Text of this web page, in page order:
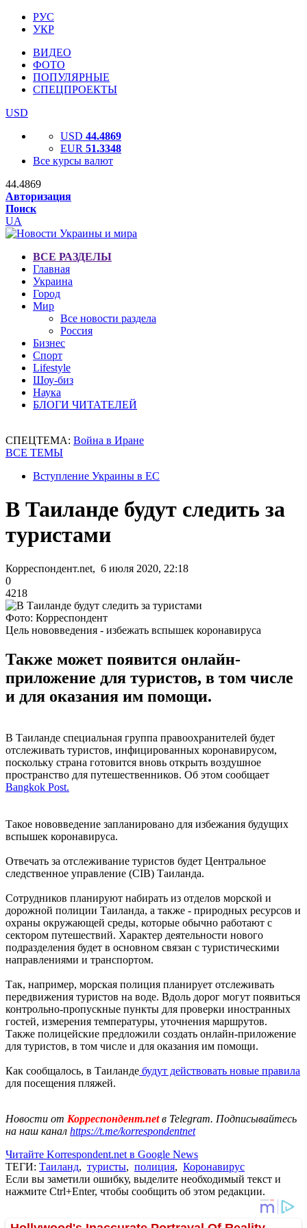
РУС
УКР
ВИДЕО
ФОТО
ПОПУЛЯРНЫЕ
СПЕЦПРОЕКТЫ
USD
USD 44.4869
EUR 51.3348
Все курсы валют
44.4869
Авторизация
Поиск
UA
ВСЕ РАЗДЕЛЫ
Главная
Украина
Город
Мир
Все новости раздела
Россия
Бизнес
Спорт
Lifestyle
Шоу-биз
Наука
БЛОГИ ЧИТАТЕЛЕЙ
СПЕЦТЕМА: Война в Иране
ВСЕ ТЕМЫ
Вступление Украины в ЕС
В Таиланде будут следить за
туристами
Корреспондент.net, 6 июля 2020, 22:18
0
4218
Фото: Корреспондент
Цель нововведения - избежать вспышек коронавируса
Также может появится онлайн-
приложение для туристов, в том числе
и для оказания им помощи.
В Таиланде специальная группа правоохранителей будет
отслеживать туристов, инфицированных коронавирусом,
поскольку страна готовится вновь открыть воздушное
пространство для путешественников. Об этом сообщает
Bangkok Post.
Такое нововведение запланировано для избежания будущих
вспышек коронавируса.
Отвечать за отслеживание туристов будет Центральное
следственное управление (CIB) Таиланда.
Сотрудников планируют набирать из отделов морской и
дорожной полиции Таиланда, а также - природных ресурсов и
охраны окружающей среды, которые обычно работают с
сектором путешествий. Характер деятельности нового
подразделения будет в основном связан с туристическими
направлениями и транспортом.
Так, например, морская полиция планирует отслеживать
передвижения туристов на воде. Вдоль дорог могут появиться
контрольно-пропускные пункты для проверки иностранных
гостей, измерения температуры, уточнения маршрутов.
Также полицейские предложили создать онлайн-приложение
для туристов, в том числе и для оказания им помощи.
Как сообщалось, в Таиланде будут действовать новые правила
для посещения пляжей.
Новости от Корреспондент.netв Telegram. Подписывайтесь
на наш канал https://t.me/korrespondentnet
Читайте Korrespondent.net в Google News
ТЕГИ: Таиланд, туристы, полиция, Коронавирус
Если вы заметили ошибку, выделите необходимый текст и
нажмите Ctrl+Enter, чтобы сообщить об этом редакции.